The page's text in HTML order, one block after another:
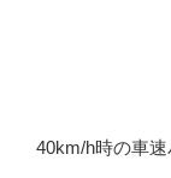
40km/h時の車速